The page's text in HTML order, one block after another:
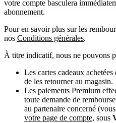
votre compte basculera
abonnement.
Pour en savoir plus sur les
nos Conditions générales.
À titre indicatif, nous ne pouvons
Les cartes cadeaux
de les retourner au magasin.
Les paiements Premium
toute demande de
au partenaire concerné
votre page de compte, sous